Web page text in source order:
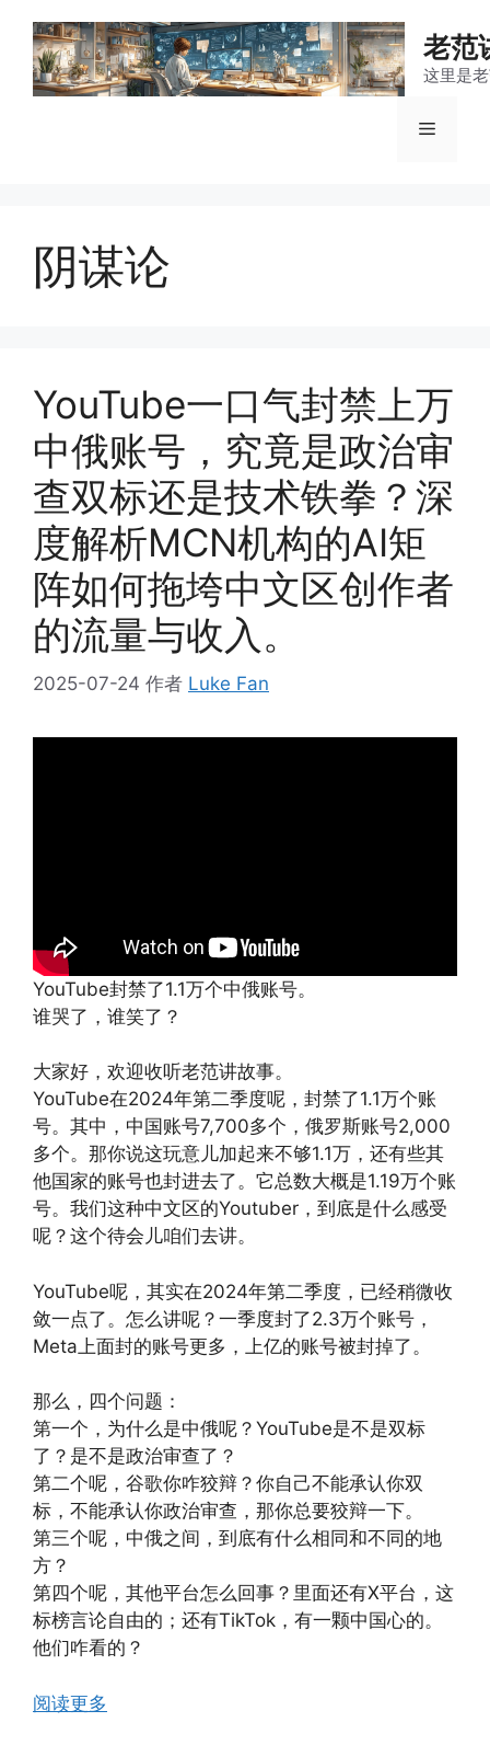
老范
这里是
菜
阴谋论
YouTube一口气封禁上万
中俄账号，究竟是政治审
查双标还是技术铁拳？深
度解析MCN机构的AI矩
阵如何拖垮中文区创作者
的流量与收入。
2025-07-24 作者 Luke Fan
YouTube封禁了1.1万个中俄账号。
谁哭了，谁笑了？
大家好，欢迎收听老范讲故事。
YouTube在2024年第二季度呢，封禁了1.1万个账
号。其中，中国账号7,700多个，俄罗斯账号2,000
多个。那你说这玩意儿加起来不够1.1万，还有些其
他国家的账号也封进去了。它总数大概是1.19万个账
号。我们这种中文区的Youtuber，到底是什么感受
呢？这个待会儿咱们去讲。
YouTube呢，其实在2024年第二季度，已经稍微收
敛一点了。怎么讲呢？一季度封了2.3万个账号，
Meta上面封的账号更多，上亿的账号被封掉了。
那么，四个问题：
第一个，为什么是中俄呢？YouTube是不是双标
了？是不是政治审查了？
第二个呢，谷歌你咋狡辩？你自己不能承认你双
标，不能承认你政治审查，那你总要狡辩一下。
第三个呢，中俄之间，到底有什么相同和不同的地
方？
第四个呢，其他平台怎么回事？里面还有X平台，这
标榜言论自由的；还有TikTok，有一颗中国心的。
他们咋看的？
阅读更多